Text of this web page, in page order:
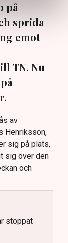
på
sprida
emot
TN. Nu
av
Henriksson,
sig på plats,
sig över den
och
stoppat